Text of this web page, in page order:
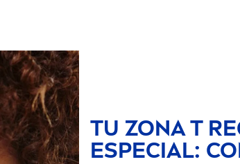
TU ZONA T
ESPECIAL: